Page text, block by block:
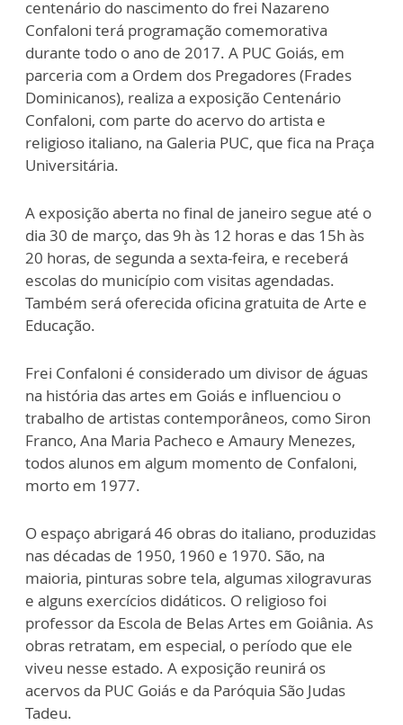
centenário do nascimento do frei Nazareno
Confaloni terá programação comemorativa
durante todo o ano de 2017. A PUC Goiás, em
parceria com a Ordem dos Pregadores (Frades
Dominicanos), realiza a exposição Centenário
Confaloni, com parte do acervo do artista e
religioso italiano, na Galeria PUC, que fica na Praça
Universitária.
A exposição aberta no final de janeiro segue até o
dia 30 de março, das 9h às 12 horas e das 15h às
20 horas, de segunda a sexta-feira, e receberá
escolas do município com visitas agendadas.
Também será oferecida oficina gratuita de Arte e
Educação.
Frei Confaloni é considerado um divisor de águas
na história das artes em Goiás e influenciou o
trabalho de artistas contemporâneos, como Siron
Franco, Ana Maria Pacheco e Amaury Menezes,
todos alunos em algum momento de Confaloni,
morto em 1977.
O espaço abrigará 46 obras do italiano, produzidas
nas décadas de 1950, 1960 e 1970. São, na
maioria, pinturas sobre tela, algumas xilogravuras
e alguns exercícios didáticos. O religioso foi
professor da Escola de Belas Artes em Goiânia. As
obras retratam, em especial, o período que ele
viveu nesse estado. A exposição reunirá os
acervos da PUC Goiás e da Paróquia São Judas
Tadeu.